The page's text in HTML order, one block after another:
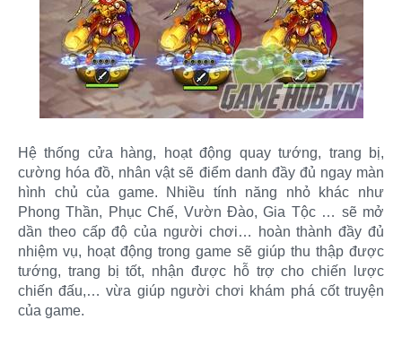
Hệ thống cửa hàng, hoạt động quay tướng, trang bị,
cường hóa đồ, nhân vật sẽ điểm danh đầy đủ ngay màn
hình chủ của game. Nhiều tính năng nhỏ khác như
Phong Thần, Phục Chế, Vườn Đào, Gia Tộc … sẽ mở
dần theo cấp độ của người chơi… hoàn thành đầy đủ
nhiệm vụ, hoạt động trong game sẽ giúp thu thập được
tướng, trang bị tốt, nhận được hỗ trợ cho chiến lược
chiến đấu,… vừa giúp người chơi khám phá cốt truyện
của game.